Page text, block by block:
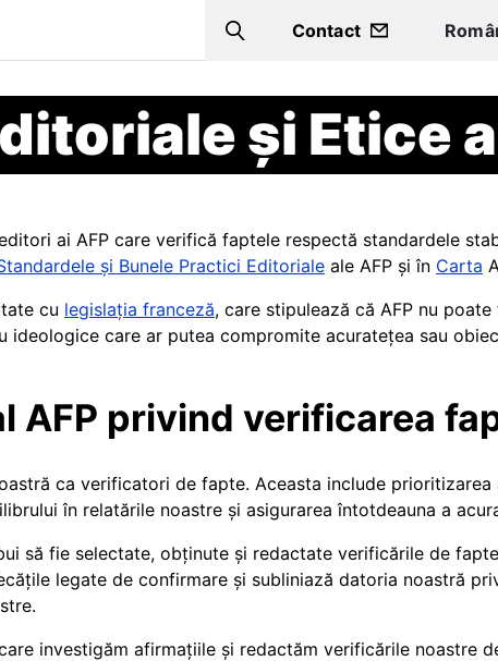
Search
Contact
și Etice
ai AFP care verifică faptele respectă standardele
și Bunele Practici Editoriale ale AFP și în Carta
cu legislația franceză, care stipulează că AFP nu
ideologice care ar putea compromite acuratețea sau
AFP privind verificarea
ca verificatori de fapte. Aceasta include
în relatările noastre și asigurarea întotdeauna a
să fie selectate, obținute și redactate verificările de
legate de confirmare și subliniază datoria noastră
investigăm afirmațiile și redactăm verificările noastre